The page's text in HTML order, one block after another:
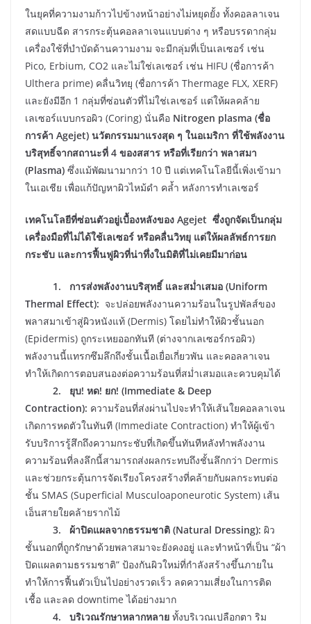
ในยุคที่ความงามก้าวไปข้างหน้าอย่างไม่หยุดยั้ง ทั้งคอลลาเจน
สดแบบฉีด สารกระตุ้นคอลลาเจนแบบต่าง ๆ หรือบรรดากลุ่ม
เครื่องใช้ที่บำบัดด้านความงาม จะมีกลุ่มที่เป็นเลเซอร์ เช่น
Pico, Erbium, CO2 และไม่ใช่เลเซอร์ เช่น HIFU (ชื่อการค้า
Ulthera prime) คลื่นวิทยุ (ชื่อการค้า Thermage FLX, XERF)
และยังมีอีก 1 กลุ่มที่ซ่อนตัวที่ไม่ใช่เลเซอร์ แต่ให้ผลคล้าย
เลเซอร์แบบกรอผิว (Coring) นั่นคือ Nitrogen plasma (ชื่อ
การค้า Agejet) นวัตกรรมมาแรงสุด ๆ ในอเมริกา ที่ใช้พลังงาน
บริสุทธิ์จากสถานะที่ 4 ของสสาร หรือที่เรียกว่า พลาสมา
(Plasma) ซึ่งแม้พัฒนามากว่า 10 ปี แต่เทคโนโลยีนี้เพิ่งเข้ามา
ในเอเชีย เพื่อแก้ปัญหาผิวไหม้ดำ คล้ำ หลังการทำเลเซอร์
เทคโนโลยีที่ซ่อนตัวอยู่เบื้องหลังของ Agejet ซึ่งถูกจัดเป็นกลุ่ม
เครื่องมือที่ไม่ได้ใช้เลเซอร์ หรือคลื่นวิทยุ แต่ให้ผลลัพธ์การยก
กระชับ และการฟื้นฟูผิวที่น่าทึ่งในมิติที่ไม่เคยมีมาก่อน
1. การส่งพลังงานบริสุทธิ์ และสม่ำเสมอ (Uniform
Thermal Effect): จะปล่อยพลังงานความร้อนในรูปพัลส์ของ
พลาสมาเข้าสู่ผิวหนังแท้ (Dermis) โดยไม่ทำให้ผิวชั้นนอก
(Epidermis) ถูกระเหยออกทันที (ต่างจากเลเซอร์กรอผิว)
พลังงานนี้แทรกซึมลึกถึงชั้นเนื้อเยื่อเกี่ยวพัน และคอลลาเจน
ทำให้เกิดการตอบสนองต่อความร้อนที่สม่ำเสมอและควบคุมได้
2. ยุบ! หด! ยก! (Immediate & Deep
Contraction): ความร้อนที่ส่งผ่านไปจะทำให้เส้นใยคอลลาเจน
เกิดการหดตัวในทันที (Immediate Contraction) ทำให้ผู้เข้า
รับบริการรู้สึกถึงความกระชับที่เกิดขึ้นทันทีหลังทำพลังงาน
ความร้อนที่ลงลึกนี้สามารถส่งผลกระทบถึงชั้นลึกกว่า Dermis
และช่วยกระตุ้นการจัดเรียงโครงสร้างที่คล้ายกับผลกระทบต่อ
ชั้น SMAS (Superficial Musculoaponeurotic System) เส้น
เอ็นสายใยคล้ายรากไม้
3. ผ้าปิดแผลจากธรรมชาติ (Natural Dressing): ผิว
ชั้นนอกที่ถูกรักษาด้วยพลาสมาจะยังคงอยู่ และทำหน้าที่เป็น “ผ้า
ปิดแผลตามธรรมชาติ” ป้องกันผิวใหม่ที่กำลังสร้างขึ้นภายใน
ทำให้การฟื้นตัวเป็นไปอย่างรวดเร็ว ลดความเสี่ยงในการติด
เชื้อ และลด downtime ได้อย่างมาก
4. บริเวณรักษาหลากหลาย ทั้งบริเวณเปลือกตา ริม